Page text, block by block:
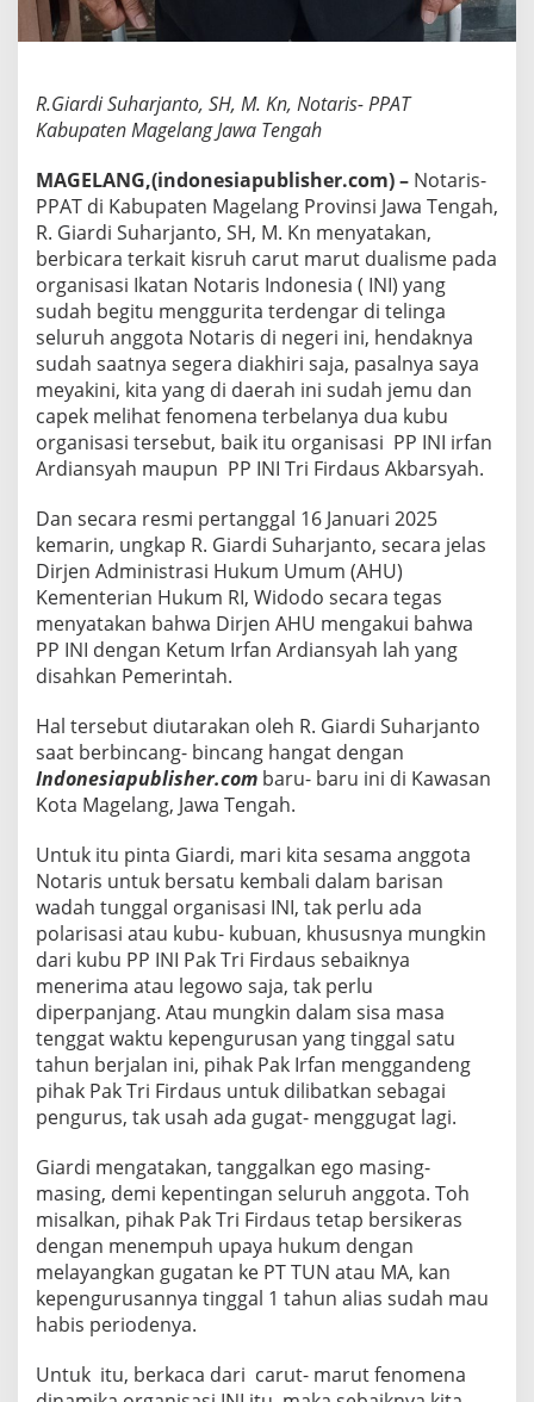
r
H
e
d
a
k
n
y
A
n
g
g
o
t
a
H
a
u
s
B
i
s
a
B
e
i
k
r
a
C
e
d
a
s
D
a
n
R
e
a
l
t
i
s
R.Giardi Suharjanto, SH, M. Kn, Notaris- PPAT
Kabupaten Magelang Jawa Tengah
MAGELANG,(indonesiapublisher.com) – Notaris-
PPAT di Kabupaten Magelang Provinsi Jawa Tengah,
R. Giardi Suharjanto, SH, M. Kn menyatakan,
berbicara terkait kisruh carut marut dualisme pada
organisasi Ikatan Notaris Indonesia ( INI) yang
sudah begitu menggurita terdengar di telinga
seluruh anggota Notaris di negeri ini, hendaknya
sudah saatnya segera diakhiri saja, pasalnya saya
meyakini, kita yang di daerah ini sudah jemu dan
capek melihat fenomena terbelanya dua kubu
organisasi tersebut, baik itu organisasi PP INI irfan
Ardiansyah maupun PP INI Tri Firdaus Akbarsyah.
Dan secara resmi pertanggal 16 Januari 2025
kemarin, ungkap R. Giardi Suharjanto, secara jelas
Dirjen Administrasi Hukum Umum (AHU)
Kementerian Hukum RI, Widodo secara tegas
menyatakan bahwa Dirjen AHU mengakui bahwa
PP INI dengan Ketum Irfan Ardiansyah lah yang
disahkan Pemerintah.
Hal tersebut diutarakan oleh R. Giardi Suharjanto
saat berbincang- bincang hangat dengan
Indonesiapublisher.com baru- baru ini di Kawasan
Kota Magelang, Jawa Tengah.
Untuk itu pinta Giardi, mari kita sesama anggota
Notaris untuk bersatu kembali dalam barisan
wadah tunggal organisasi INI, tak perlu ada
polarisasi atau kubu- kubuan, khususnya mungkin
dari kubu PP INI Pak Tri Firdaus sebaiknya
menerima atau legowo saja, tak perlu
diperpanjang. Atau mungkin dalam sisa masa
tenggat waktu kepengurusan yang tinggal satu
tahun berjalan ini, pihak Pak Irfan menggandeng
pihak Pak Tri Firdaus untuk dilibatkan sebagai
pengurus, tak usah ada gugat- menggugat lagi.
Giardi mengatakan, tanggalkan ego masing-
masing, demi kepentingan seluruh anggota. Toh
misalkan, pihak Pak Tri Firdaus tetap bersikeras
dengan menempuh upaya hukum dengan
melayangkan gugatan ke PT TUN atau MA, kan
kepengurusannya tinggal 1 tahun alias sudah mau
habis periodenya.
Untuk itu, berkaca dari carut- marut fenomena